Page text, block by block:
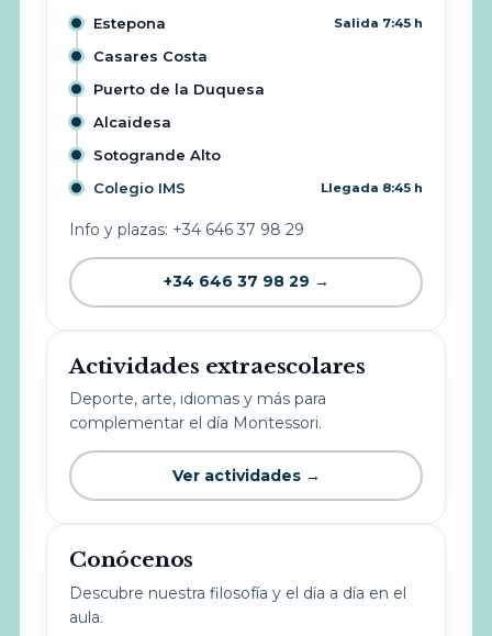
Estepona Salida 7:45 h
Casares Costa
Puerto de la Duquesa
Alcaidesa
Sotogrande Alto
Colegio IMS
Llegada 8:45 h
Info y plazas: +34 646 37 98 29
+34 646 37 98 29 →
Actividades extraescolares
Deporte, arte, idiomas y más para
complementar el día Montessori.
Ver actividades →
Conócenos
Descubre nuestra filosofía y el día a día en el
aula.